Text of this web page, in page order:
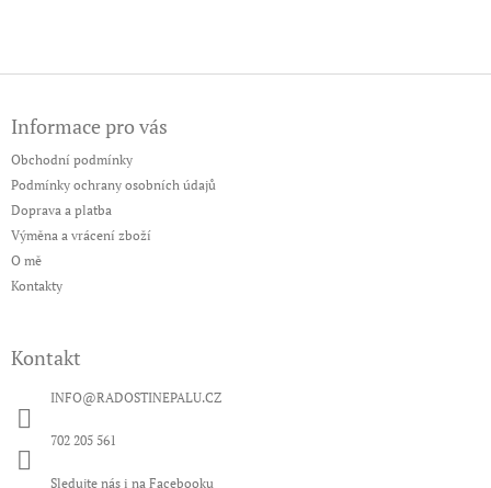
Informace pro vás
Obchodní podmínky
Podmínky ochrany osobních údajů
Doprava a platba
Výměna a vrácení zboží
O mě
Kontakty
Kontakt
INFO@RADOSTINEPALU.CZ
702 205 561
Sledujte nás i na Facebooku